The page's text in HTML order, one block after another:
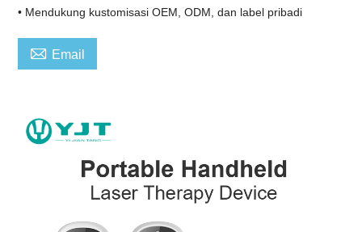
• Mendukung kustomisasi OEM, ODM, dan label pribadi
 Email